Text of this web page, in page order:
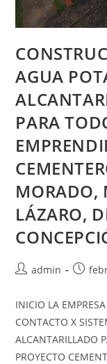
AGUA
PARA
MORADO,
LÁZARO,
admin
INICIO LA
CONTACTO X
ALCANTARILLADO
PROYECTO